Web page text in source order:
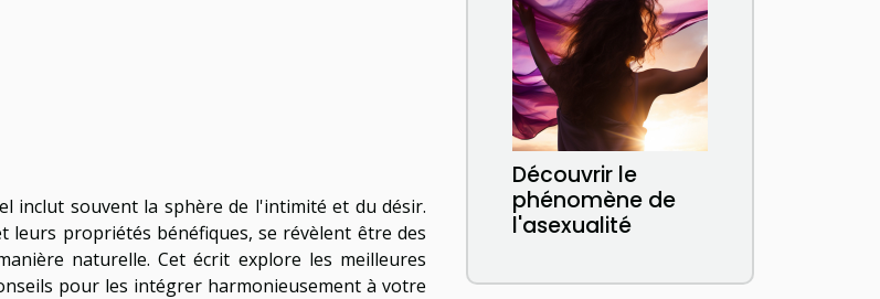
inclut souvent la sphère de l'intimité et du désir.
leurs propriétés bénéfiques, se révèlent être des
naturelle. Cet écrit explore les meilleures
pour les intégrer harmonieusement à votre
Découvrir le
phénomène de
l'asexualité